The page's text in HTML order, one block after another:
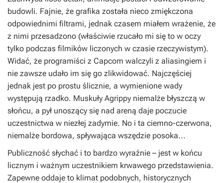
budowli. Fajnie, że grafika została nieco zmiękczona
odpowiednimi filtrami, jednak czasem miałem wrażenie, że
z nimi przesadzono (właściwie rzucało mi się to w oczy
tylko podczas filmików liczonych w czasie rzeczywistym).
Widać, że programiści z Capcom walczyli z aliasingiem i
nie zawsze udało im się go zlikwidować. Najczęściej
jednak jest po prostu ślicznie, a wymienione wady
występują rzadko. Muskuły Agrippy niemalże błyszczą w
słońcu, a pył unoszący się nad areną daje poczucie
uczestnictwa w niezłej zadymie. No i ta ciemno-czerwona,
niemalże bordowa, spływająca wszędzie posoka...
Publiczność słychać i to bardzo wyraźnie – jest w końcu
licznym i ważnym uczestnikiem krwawego przedstawienia.
Zapewne oddaje to klimat podobnych, historycznych